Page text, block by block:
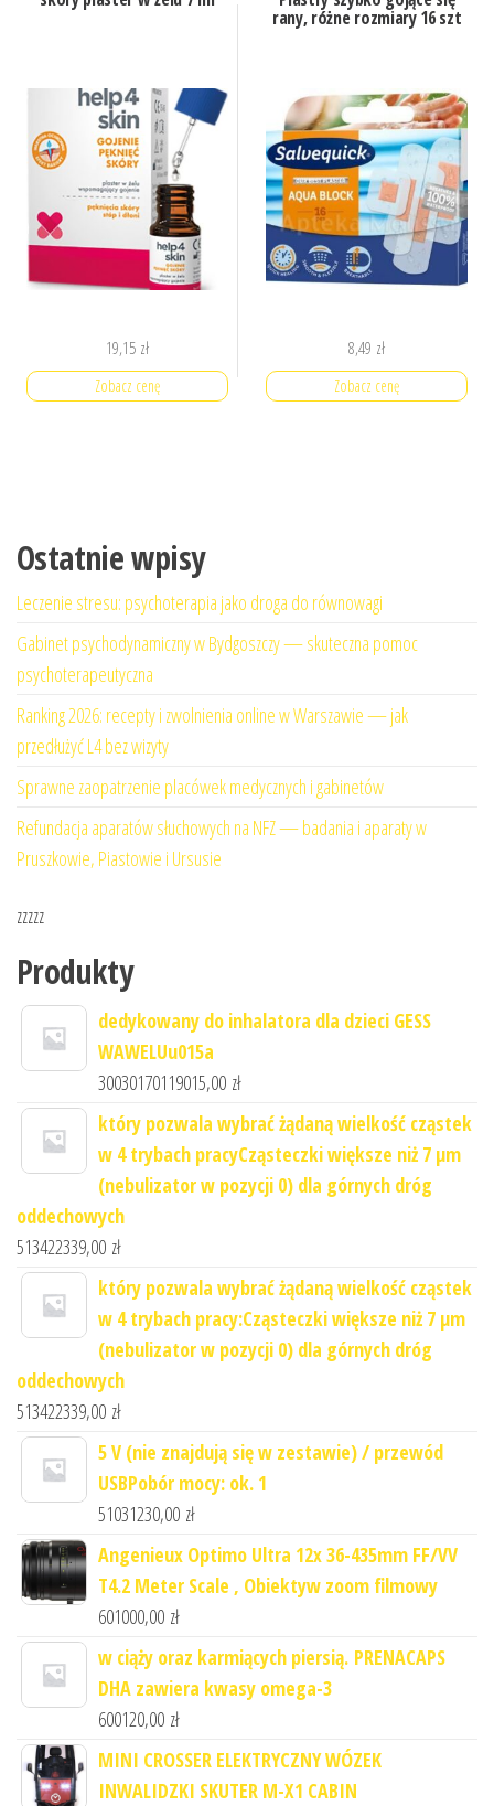
19,15 zł
Zobacz cenę
rany, różne rozmiary 16 szt
8,49 zł
Zobacz cenę
Ostatnie wpisy
Leczenie stresu: psychoterapia jako droga do równowagi
Gabinet psychodynamiczny w Bydgoszczy — skuteczna pomoc
psychoterapeutyczna
Ranking 2026: recepty i zwolnienia online w Warszawie — jak
przedłużyć L4 bez wizyty
Sprawne zaopatrzenie placówek medycznych i gabinetów
Refundacja aparatów słuchowych na NFZ — badania i aparaty w
Pruszkowie, Piastowie i Ursusie
zzzzz
Produkty
dedykowany do inhalatora dla dzieci GESS
WAWELUu015a
30030170119015,00 zł
który pozwala wybrać żądaną wielkość cząstek
w 4 trybach pracyCząsteczki większe niż 7 μm
(nebulizator w pozycji 0) dla górnych dróg
oddechowych
513422339,00 zł
który pozwala wybrać żądaną wielkość cząstek
w 4 trybach pracy:Cząsteczki większe niż 7 μm
(nebulizator w pozycji 0) dla górnych dróg
oddechowych
513422339,00 zł
5 V (nie znajdują się w zestawie) / przewód
USBPobór mocy: ok. 1
51031230,00 zł
Angenieux Optimo Ultra 12x 36-435mm FF/VV
T4.2 Meter Scale , Obiektyw zoom filmowy
601000,00 zł
w ciąży oraz karmiących piersią. PRENACAPS
DHA zawiera kwasy omega-3
600120,00 zł
MINI CROSSER ELEKTRYCZNY WÓZEK
INWALIDZKI SKUTER M-X1 CABIN